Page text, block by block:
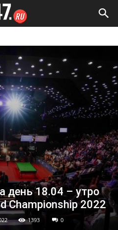
день 18.04 – утро
Championship 2022
1393 0